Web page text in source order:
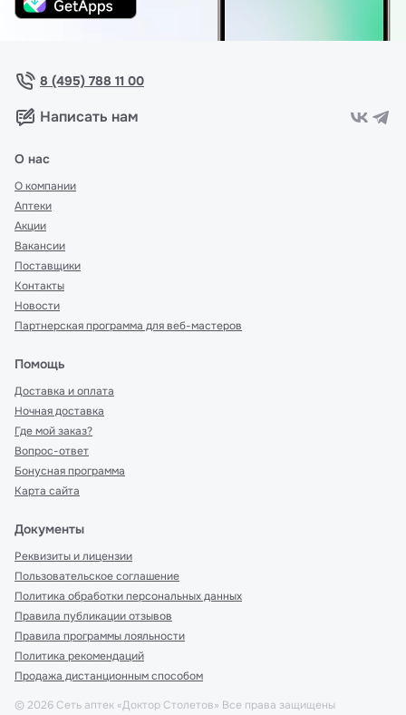
8 (495) 788 11 00
Написать нам
О нас
О компании
Аптеки
Акции
Вакансии
Поставщики
Контакты
Новости
Партнерская программа для веб-мастеров
Помощь
Доставка и оплата
Ночная доставка
Где мой заказ?
Вопрос-ответ
Бонусная программа
Карта сайта
Документы
Реквизиты и лицензии
Пользовательское соглашение
Политика обработки персональных данных
Правила публикации отзывов
Правила программы лояльности
Политика рекомендаций
Продажа дистанционным способом
© 2026 Сеть аптек «Доктор Столетов» Все права защищены